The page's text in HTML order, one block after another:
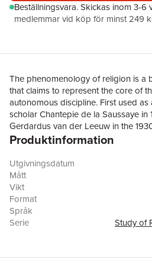
Beställningsvara.Skickas inom 3-6
medlemmar vid köp för minst 249
The phenomenology of religion is a
that claims to represent the core of
autonomous discipline. First used
scholar Chantepie de la Saussaye
Gerdardus van der Leeuw in the
popular in the 1960s and 70s and
first century. This volume
of religion was accepted and
contexts. It consists of interviews
experts on the development of the
in their countries, along with
examines the reasons why it
Produktinformation
Utgivningsdatum
Mått
Vikt
Format
Språk
Serie
Study of